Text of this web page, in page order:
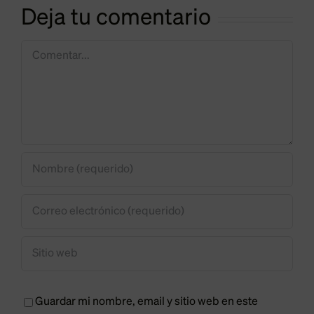
atraer
Deja tu comentario
Comentar
Guardar mi nombre, email y sitio web en este